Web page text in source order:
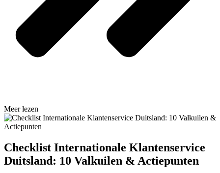
Meer lezen
Checklist Internationale Klantenservice
Duitsland: 10 Valkuilen & Actiepunten